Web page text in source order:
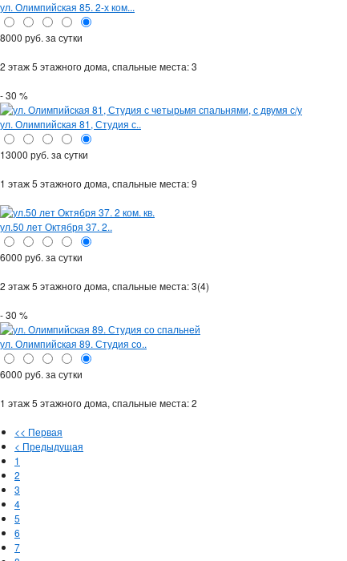
ул. Олимпийская 85. 2-х ком...
8000 руб. за сутки
2 этаж 5 этажного дома, спальные места: 3
- 30 %
ул. Олимпийская 81, Студия с..
13000 руб. за сутки
1 этаж 5 этажного дома, спальные места: 9
ул.50 лет Октября 37. 2..
6000 руб. за сутки
2 этаж 5 этажного дома, спальные места: 3(4)
- 30 %
ул. Олимпийская 89. Студия со..
6000 руб. за сутки
1 этаж 5 этажного дома, спальные места: 2
<< Первая
< Предыдущая
1
2
3
4
5
6
7